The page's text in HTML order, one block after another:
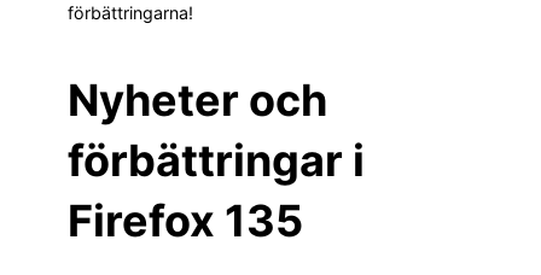
förbättringarna!
Nyheter och
förbättringar i
Firefox 135